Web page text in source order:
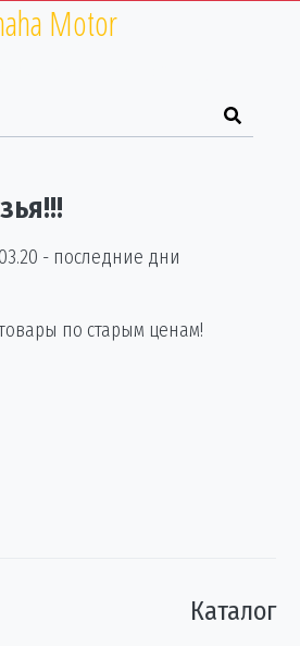
Motor
- последние дни
по старым ценам!
Каталог